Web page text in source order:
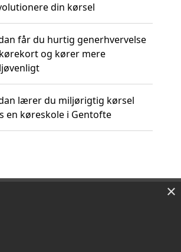
din kørsel
får du hurtig generhvervelse
og kører mere
lærer du miljørigtig kørsel
en køreskole i Gentofte
×